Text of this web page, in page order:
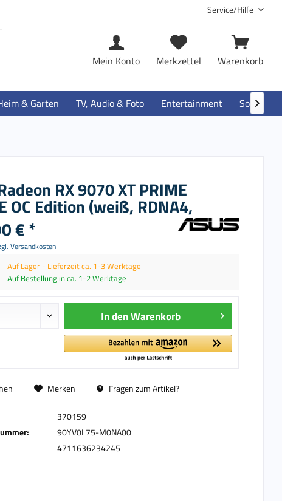
Service/Hilfe
Warenkorb
Merkzettel
Mein Konto
& Garten TV, Audio & Foto Entertainment Software

RX 9070 XT PRIME
OC Edition (weiß, RDNA4,
€ *
Versandkosten
Auf Lager - Lieferzeit ca. 1-3 Werktage
Auf Bestellung in ca. 1-2 Werktage
In denWarenkorb
Merken Fragen zum Artikel?
370159
90YV0L75-M0NA00
4711636234245